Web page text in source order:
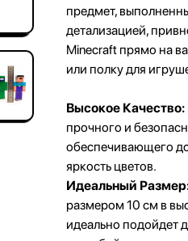
предмет,
детализацией,
Minecraft прямо на
или полку для
Высокое Качество:
прочного и
обеспечивающего
яркость цветов.
Идеальный
размером 10 см в
идеально подойдет